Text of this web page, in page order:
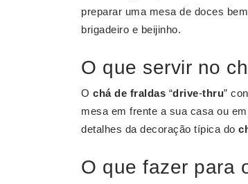
preparar uma mesa de doces
brigadeiro e beijinho.
O que servir no
O chá de fraldas “drive-thru”
mesa em frente a sua casa ou
detalhes da decoração típica do
O que fazer para